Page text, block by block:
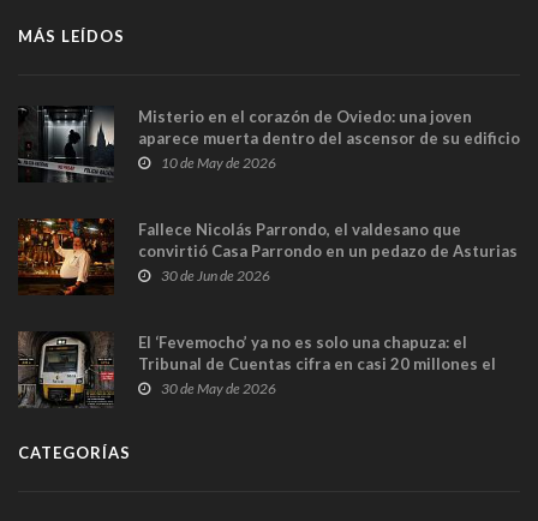
MÁS LEÍDOS
Misterio en el corazón de Oviedo: una joven
aparece muerta dentro del ascensor de su edificio
y las cámaras captan sus últimos minutos
10 de May de 2026
Fallece Nicolás Parrondo, el valdesano que
convirtió Casa Parrondo en un pedazo de Asturias
en Madrid
30 de Jun de 2026
El ‘Fevemocho’ ya no es solo una chapuza: el
Tribunal de Cuentas cifra en casi 20 millones el
sobrecoste de los trenes que no cabían por los
30 de May de 2026
CATEGORÍAS